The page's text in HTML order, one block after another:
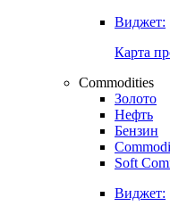
Виджет:
Карта
Commodities
Золото
Нефть
Бензин
Soft
Виджет: